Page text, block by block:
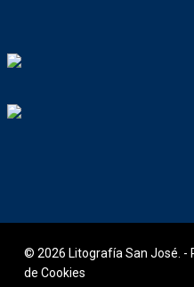
© 2026 Litografía San José. -
de Cookies